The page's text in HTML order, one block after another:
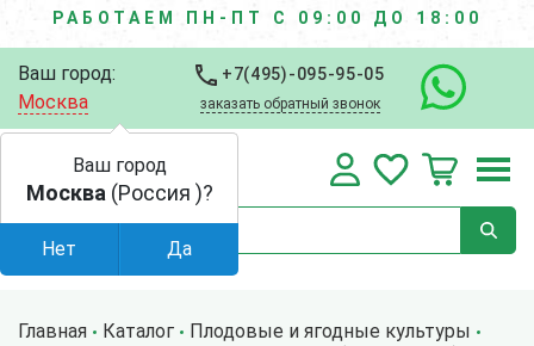
РАБОТАЕМ ПН-ПТ С 09:00 ДО 18:00
Ваш город:
Москва
+7(495)-095-95-05
заказать обратный звонок
Главная Каталог
Плодовые и ягодные культуры
Ваш город
Москва (Россия )?
Нет Да